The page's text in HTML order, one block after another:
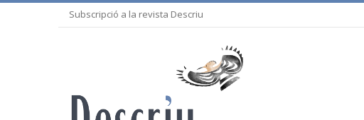
Subscripció a la revista Descriu